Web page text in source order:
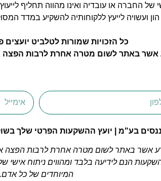
של החברה או עובדיה ואינו מהווה תחליף
ועשויה לייעץ ללקוחותיה להשקיע במדד
כל הזכויות שמורות לטלביט
באתר לשום מטרה אחרת לרבות הפצה
| יועץ ההשקעות הפרטי שלך בשוק ההון | 2008-2026 © כל
אשר באתר לשום מטרה אחרת לרבות הפצה
הנם לידיעה בלבד ומהווים ניתוח אישי
המיוחדים של כל אדם.